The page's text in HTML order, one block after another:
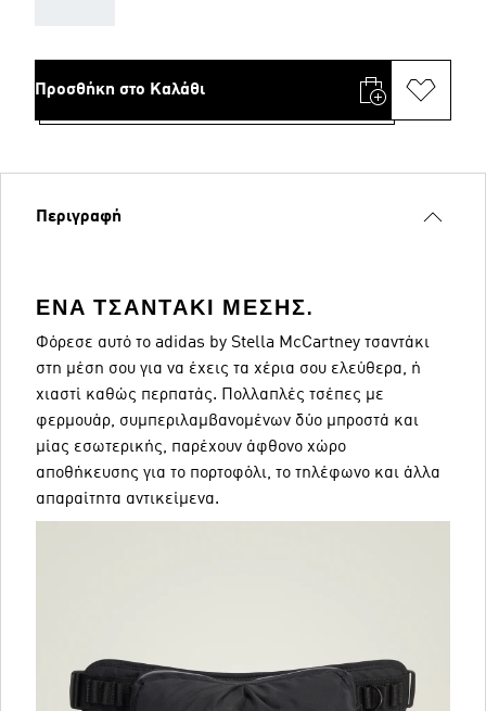
Προσθήκη στο Καλάθι
Περιγραφή
ΈΝΑ ΤΣΑΝΤΆΚΙ ΜΈΣΗΣ.
Φόρεσε αυτό το adidas by Stella McCartney τσαντάκι
στη μέση σου για να έχεις τα χέρια σου ελεύθερα, ή
χιαστί καθώς περπατάς. Πολλαπλές τσέπες με
φερμουάρ, συμπεριλαμβανομένων δύο μπροστά και
μίας εσωτερικής, παρέχουν άφθονο χώρο
αποθήκευσης για το πορτοφόλι, το τηλέφωνο και άλλα
απαραίτητα αντικείμενα.